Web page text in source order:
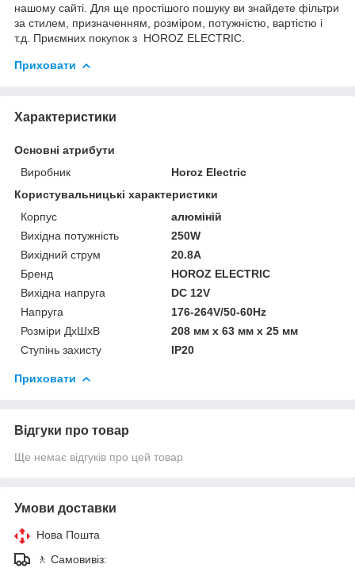
нашому сайті. Для ще простішого пошуку ви знайдете фільтри
за стилем, призначенням, розміром, потужністю, вартістю і
т.д. Приємних покупок з HOROZ ELECTRIC.
Приховати
Характеристики
Основні атрибути
Виробник
Horoz Electric
Користувальницькі характеристики
Корпус
алюміній
Вихідна потужність
250W
Вихідний струм
20.8A
Бренд
HOROZ ELECTRIC
Вихідна напруга
DC 12V
Напруга
176-264V/50-60Hz
Розміри ДхШхВ
208 мм х 63 мм х 25 мм
Ступінь захисту
IP20
Приховати
Відгуки про товар
Ще немає відгуків про цей товар
Умови доставки
Нова Пошта
🚶 Самовивіз: